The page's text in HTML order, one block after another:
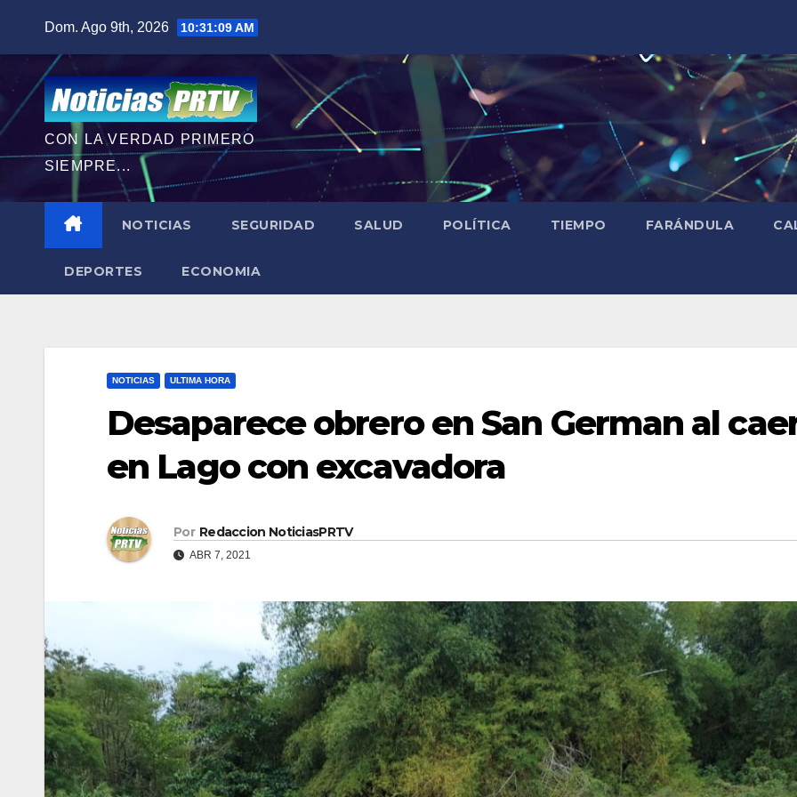
contenido
Dom. Ago 9th, 2026 10:31:10 AM
CON LA VERDAD PRIMERO
SIEMPRE...
NOTICIAS SEGURIDAD SALUD POLÍTICA TIEMPO FARÁNDULA
DEPORTES ECONOMIA
NOTICIAS ULTIMA HORA
Desaparece obrero en San German al
en Lago con excavadora
Por Redaccion NoticiasPRTV
ABR 7, 2021